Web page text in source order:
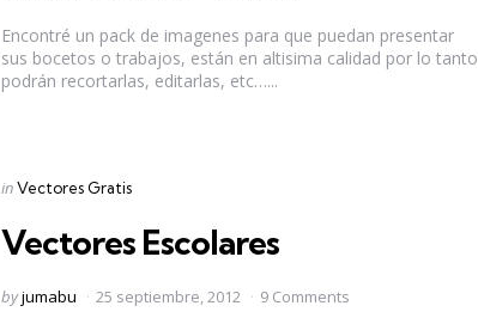
Encontré un pack de imagenes para que puedan presentar
sus bocetos o trabajos, están en altisima calidad por lo tanto
podrán recortarlas, editarlas, etc…...
Categories
Posted
in Vectores Gratis
Vectores Escolares
Posted
byjumabu 25 septiembre, 2012 9 Comments